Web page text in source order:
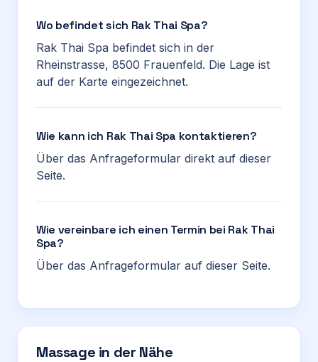
Wo befindet sich Rak Thai Spa?
Rak Thai Spa befindet sich in der
Rheinstrasse, 8500 Frauenfeld. Die Lage ist
auf der Karte eingezeichnet.
Wie kann ich Rak Thai Spa kontaktieren?
Über das Anfrageformular direkt auf dieser
Seite.
Wie vereinbare ich einen Termin bei Rak Thai
Spa?
Über das Anfrageformular auf dieser Seite.
Massage in der Nähe